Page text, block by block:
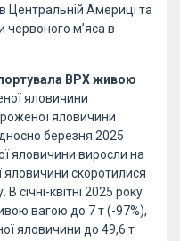
в Центральній Америці та
червоного м’яса в
ВРХ живою
яловичини
яловичини
березня 2025
яловичини виросли на
яловичини скоротилися
січні-квітні 2025 року
вагою до 7 т (-97%),
яловичини до 49,6 т